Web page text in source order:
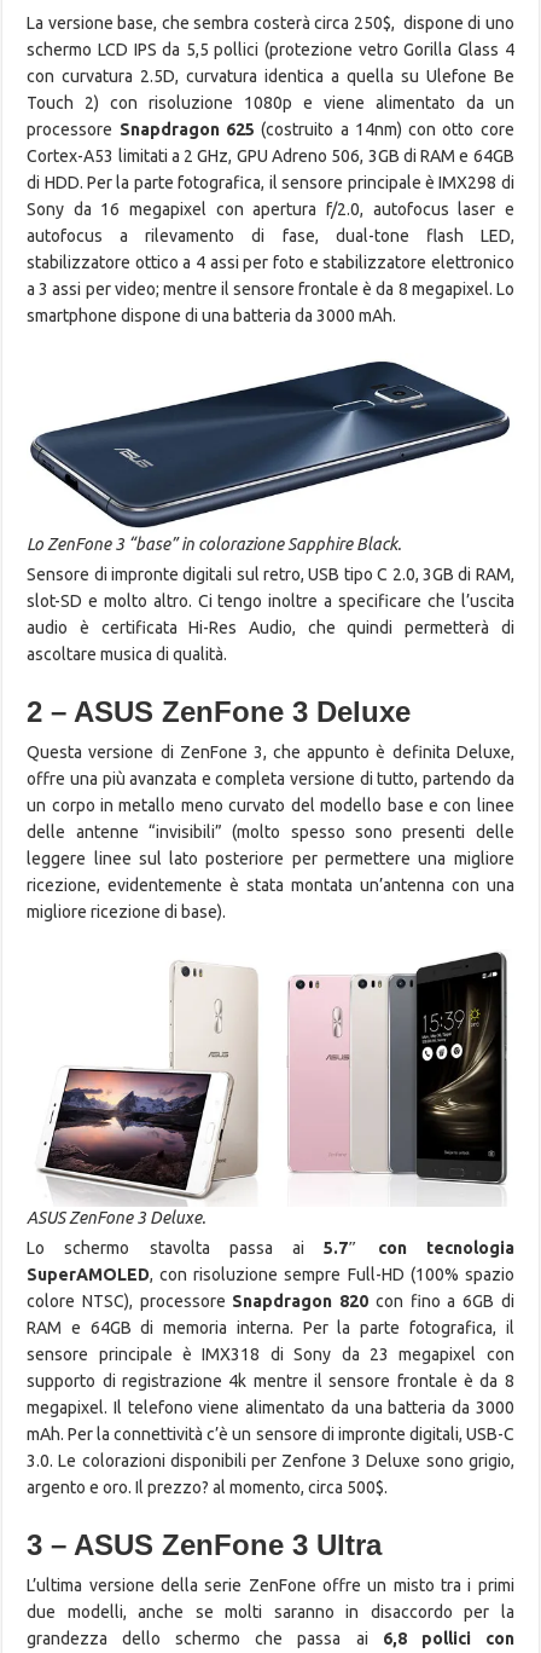
La versione base, che sembra costerà circa 250$, dispone di uno
schermo LCD IPS da 5,5 pollici (protezione vetro Gorilla Glass 4
con curvatura 2.5D, curvatura identica a quella su Ulefone Be
Touch 2) con risoluzione 1080p e viene alimentato da un
processore Snapdragon 625 (costruito a 14nm) con otto core
Cortex-A53 limitati a 2 GHz, GPU Adreno 506, 3GB di RAM e 64GB
di HDD. Per la parte fotografica, il sensore principale è IMX298 di
Sony da 16 megapixel con apertura f/2.0, autofocus laser e
autofocus a rilevamento di fase, dual-tone flash LED,
stabilizzatore ottico a 4 assi per foto e stabilizzatore elettronico
a 3 assi per video; mentre il sensore frontale è da 8 megapixel. Lo
smartphone dispone di una batteria da 3000 mAh.
Lo ZenFone 3 “base” in colorazione Sapphire Black.
Sensore di impronte digitali sul retro, USB tipo C 2.0, 3GB di RAM,
slot-SD e molto altro. Ci tengo inoltre a specificare che l’uscita
audio è certificata Hi-Res Audio, che quindi permetterà di
ascoltare musica di qualità.
2 – ASUS ZenFone 3 Deluxe
Questa versione di ZenFone 3, che appunto è definita Deluxe,
offre una più avanzata e completa versione di tutto, partendo da
un corpo in metallo meno curvato del modello base e con linee
delle antenne “invisibili” (molto spesso sono presenti delle
leggere linee sul lato posteriore per permettere una migliore
ricezione, evidentemente è stata montata un’antenna con una
migliore ricezione di base).
ASUS ZenFone 3 Deluxe.
Lo schermo stavolta passa ai5.7″ con tecnologia
SuperAMOLED, con risoluzione sempre Full-HD (100% spazio
colore NTSC), processore Snapdragon 820 con fino a 6GB di
RAM e 64GB di memoria interna. Per la parte fotografica, il
sensore principale è IMX318 di Sony da 23 megapixel con
supporto di registrazione 4k mentre il sensore frontale è da 8
megapixel. Il telefono viene alimentato da una batteria da 3000
mAh. Per la connettività c’è un sensore di impronte digitali, USB-C
3.0. Le colorazioni disponibili per Zenfone 3 Deluxe sono grigio,
argento e oro. Il prezzo? al momento, circa 500$.
3 – ASUS ZenFone 3 Ultra
L’ultima versione della serie ZenFone offre un misto tra i primi
due modelli, anche se molti saranno in disaccordo per la
grandezza dello schermo che passa ai 6,8 pollici con